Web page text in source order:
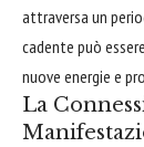
attraversa un
cadente può
nuove energie e
La